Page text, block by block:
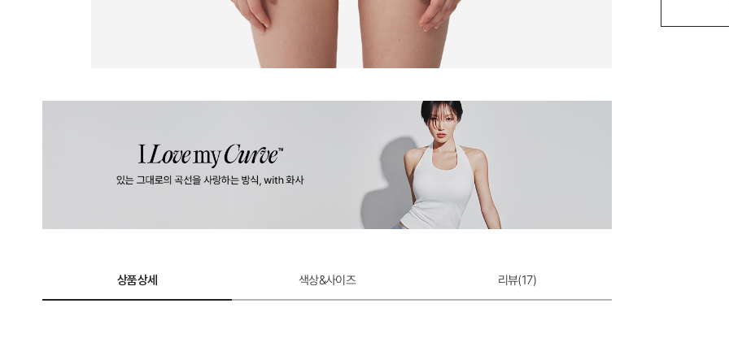
상품상세 색상&사이즈 리뷰(17)